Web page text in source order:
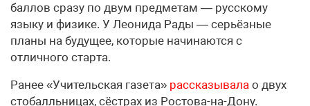
баллов сразу по двум предметам — русскому
языку и физике. У Леонида Рады — серьёзные
планы на будущее, которые начинаются с
отличного старта.
Ранее «Учительская газета» рассказывала о двух
стобалльницах, сёстрах из Ростова-на-Дону.